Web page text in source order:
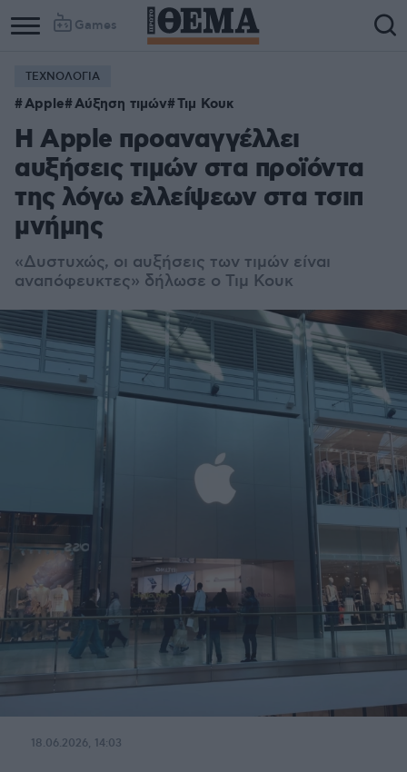
Games
ΤΕΧΝΟΛΟΓΙΑ
Apple Αύξηση τιμών Τιμ Κουκ
Η Apple προαναγγέλλει
αυξήσεις τιμών στα προϊόντα
της λόγω ελλείψεων στα τσιπ
μνήμης
«Δυστυχώς, οι αυξήσεις των τιμών είναι
αναπόφευκτες» δήλωσε ο Τιμ Κουκ
18.06.2026, 14:03